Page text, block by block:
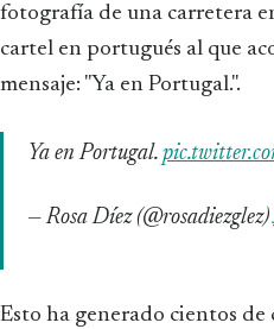
fotografía de una carretera
cartel en portugués al que
mensaje: "Ya en Portugal.".
Ya en Portugal.
— Rosa Díez (@rosadiezglez)
Esto ha generado cientos de